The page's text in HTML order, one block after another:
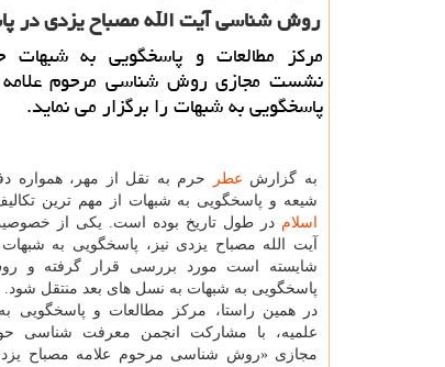
روش شناسی آیت الله مصباح یزدی در
مرکز مطالعات و پاسخگویی به شبهات
نشست مجازی روش شناسی مرحوم
پاسخگویی به شبهات را برگزار می نماید.
به گزارش عطر
حرم به نقل از مهر، همواره
شیعه و پاسخگویی به شبهات از مهم ترین
اسلام در طول تاریخ بوده است. یکی از
آیت الله مصباح یزدی نیز، پاسخگویی به
شایسته است مورد بررسی قرار گرفته و
پاسخگویی به شبهات به نسل های بعد منتقل شود.
در همین راستا، مرکز مطالعات و پاسخگویی
علمیه، با مشارکت انجمن معرفت شناسی
مجازی «روش شناسی مرحوم علامه مصباح